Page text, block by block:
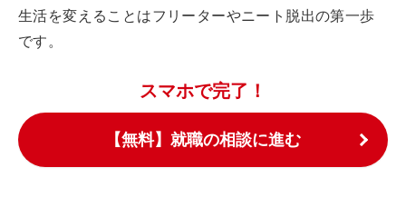
生活を変えることはフリーターやニート脱出の第一歩
です。
スマホで完了！
【無料】就職の相談に進む